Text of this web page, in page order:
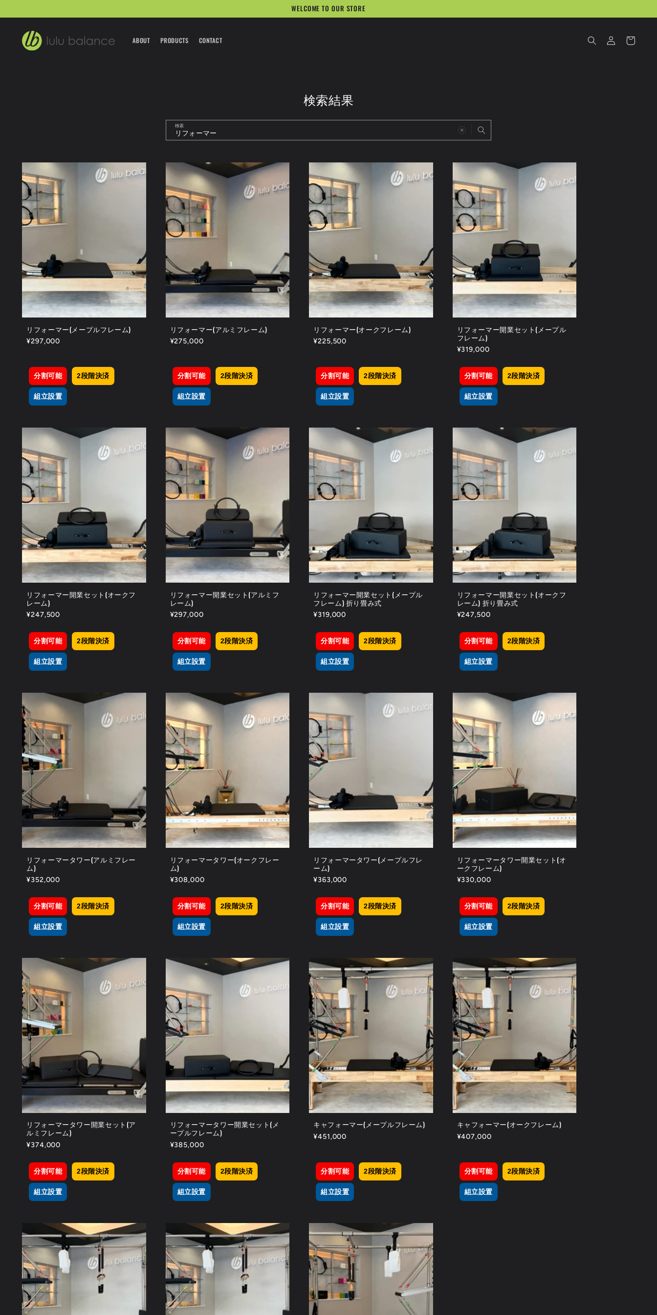
進む
WELCOME TO OUR STORE
ABOUT PRODUCTS CONTACT
グ
イ
ー
検索結果
検索
リフォーマー(メープルフレーム)
通
格
¥297,000
分割可能 2段階決済
組立設置
リフォーマー(アルミフレーム)
通
格
¥275,000
分割可能 2段階決済
組立設置
リフォーマー(オークフレーム)
通
格
¥225,500
分割可能 2段階決済
組立設置
リフォーマー開業セット(メープル
フレーム)
通
価
格
¥319,000
分割可能 2段階決済
組立設置
リフォーマー開業セット(オークフ
レーム)
通
価
格
¥247,500
分割可能 2段階決済
組立設置
リフォーマー開業セット(アルミフ
レーム)
通
価
格
¥297,000
分割可能 2段階決済
組立設置
リフォーマー開業セット(メープル
フレーム) 折り畳み式
通
価
格
¥319,000
分割可能 2段階決済
組立設置
リフォーマー開業セット(オークフ
レーム) 折り畳み式
通
価
格
¥247,500
分割可能 2段階決済
組立設置
リフォーマータワー(アルミフレー
ム)
通
価
格
¥352,000
分割可能 2段階決済
組立設置
リフォーマータワー(オークフレー
ム)
通
価
格
¥308,000
分割可能 2段階決済
組立設置
リフォーマータワー(メープルフレ
ーム)
通
価
格
¥363,000
分割可能 2段階決済
組立設置
リフォーマータワー開業セット(オ
ークフレーム)
通
価
格
¥330,000
分割可能 2段階決済
組立設置
リフォーマータワー開業セット(ア
ルミフレーム)
通
価
格
¥374,000
分割可能 2段階決済
組立設置
リフォーマータワー開業セット(メ
ープルフレーム)
通
価
格
¥385,000
分割可能 2段階決済
組立設置
キャフォーマー(メープルフレーム)
通
格
¥451,000
分割可能 2段階決済
組立設置
キャフォーマー(オークフレーム)
通
格
¥407,000
分割可能 2段階決済
組立設置